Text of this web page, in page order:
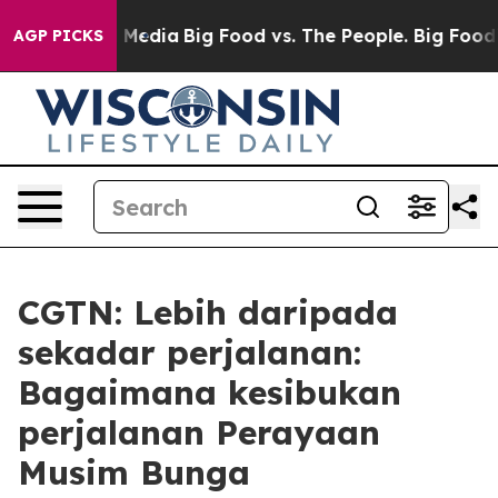
AGP PICKS
Media Big Food vs. The People. Big Food’s
CGTN: Lebih daripada
sekadar perjalanan:
Bagaimana kesibukan
perjalanan Perayaan
Musim Bunga